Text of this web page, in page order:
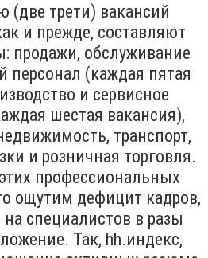
(две трети) вакансий
и прежде, составляют
продажи, обслуживание
персонал (каждая пятая
и сервисное
шестая вакансия),
транспорт,
и розничная торговля.
профессиональных
ощутим дефицит кадров,
на специалистов в разы
Так, hh.индекс,